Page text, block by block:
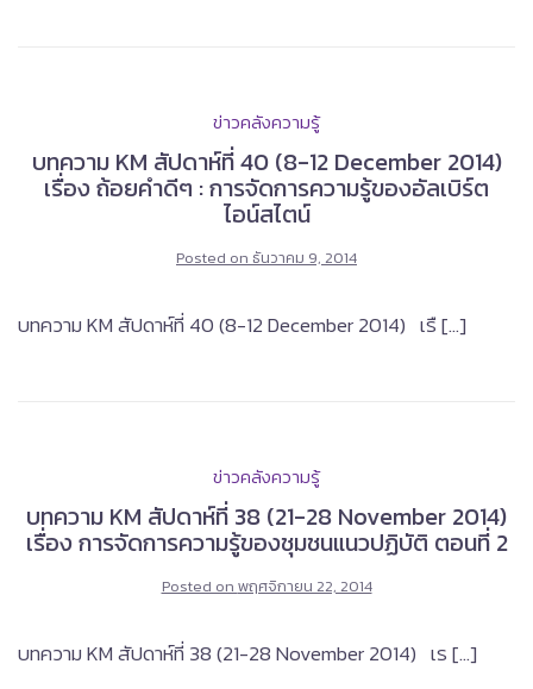
ข่าวคลังความรู้
บทความ KM สัปดาห์ที่ 40 (8-12 December 2014)
เรื่อง ถ้อยคำดีๆ : การจัดการความรู้ของอัลเบิร์ต
ไอน์สไตน์
Posted on ธันวาคม 9, 2014
บทความ KM สัปดาห์ที่ 40 (8-12 December 2014) เรื […]
ข่าวคลังความรู้
บทความ KM สัปดาห์ที่ 38 (21-28 November 2014)
เรื่อง การจัดการความรู้ของชุมชนแนวปฏิบัติ ตอนที่ 2
Posted on พฤศจิกายน 22, 2014
บทความ KM สัปดาห์ที่ 38 (21-28 November 2014) เร […]